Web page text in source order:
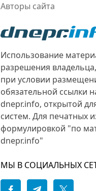
Авторы сайта
Использование
разрешения
при условии
обязательной ссылки
dnepr.info, открытой
систем. Для печатных
формулировкой "по
dnepr.info"
МЫ В СОЦИАЛЬНЫХ